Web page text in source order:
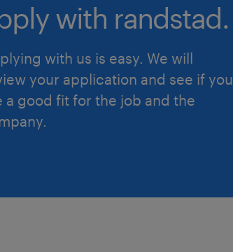
with randstad.
with us is easy. We will
your application and see if you
a good fit for the job and the